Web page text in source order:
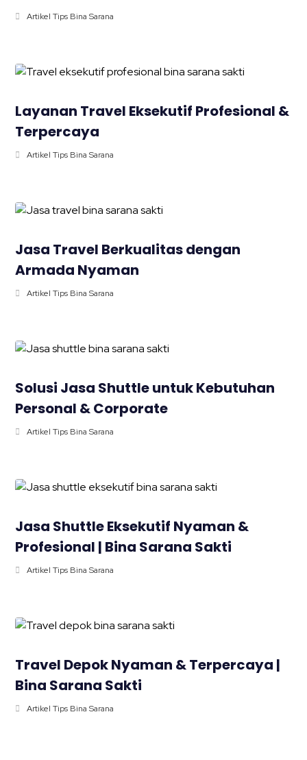
Artikel Tips Bina Sarana
Layanan Travel Eksekutif Profesional &
Terpercaya
Artikel Tips Bina Sarana
Jasa Travel Berkualitas dengan
Armada Nyaman
Artikel Tips Bina Sarana
Solusi Jasa Shuttle untuk Kebutuhan
Personal & Corporate
Artikel Tips Bina Sarana
Jasa Shuttle Eksekutif Nyaman &
Profesional | Bina Sarana Sakti
Artikel Tips Bina Sarana
Travel Depok Nyaman & Terpercaya |
Bina Sarana Sakti
Artikel Tips Bina Sarana